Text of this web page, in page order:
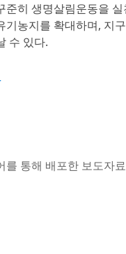
히 생명살림운동을
농지를 확대하며, 지
수 있다.
를 통해 배포한 보도자